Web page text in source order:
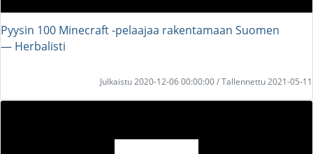
Pyysin 100 Minecraft -pelaajaa rakentamaan Suomen
― Herbalisti
Julkaistu 2020-12-06 00:00:00 / Tallennettu 2021-05-11